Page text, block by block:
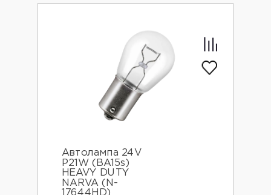
Автолампа 24V
P21W (BA15s)
HEAVY DUTY
NARVA (N-
17644HD)